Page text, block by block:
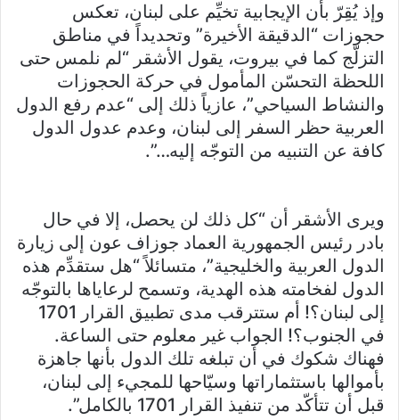
وإذ يُقِرّ بأن الإيجابية تخيِّم على لبنان، تعكس
حجوزات “الدقيقة الأخيرة” وتحديداً في مناطق
التزلّج كما في بيروت، يقول الأشقر “لم نلمس حتى
اللحظة التحسّن المأمول في حركة الحجوزات
والنشاط السياحي”، عازياً ذلك إلى “عدم رفع الدول
العربية حظر السفر إلى لبنان، وعدم عدول الدول
كافة عن التنبيه من التوجّه إليه…”.
ويرى الأشقر أن “كل ذلك لن يحصل، إلا في حال
بادر رئيس الجمهورية العماد جوزاف عون إلى زيارة
الدول العربية والخليجية”، متسائلاً “هل ستقدِّم هذه
الدول لفخامته هذه الهدية، وتسمح لرعاياها بالتوجّه
إلى لبنان؟! أم ستترقب مدى تطبيق القرار 1701
في الجنوب؟! الجواب غير معلوم حتى الساعة.
فهناك شكوك في أن تبلغه تلك الدول بأنها جاهزة
بأموالها باستثماراتها وسيّاحها للمجيء إلى لبنان،
قبل أن تتأكّد من تنفيذ القرار 1701 بالكامل”.